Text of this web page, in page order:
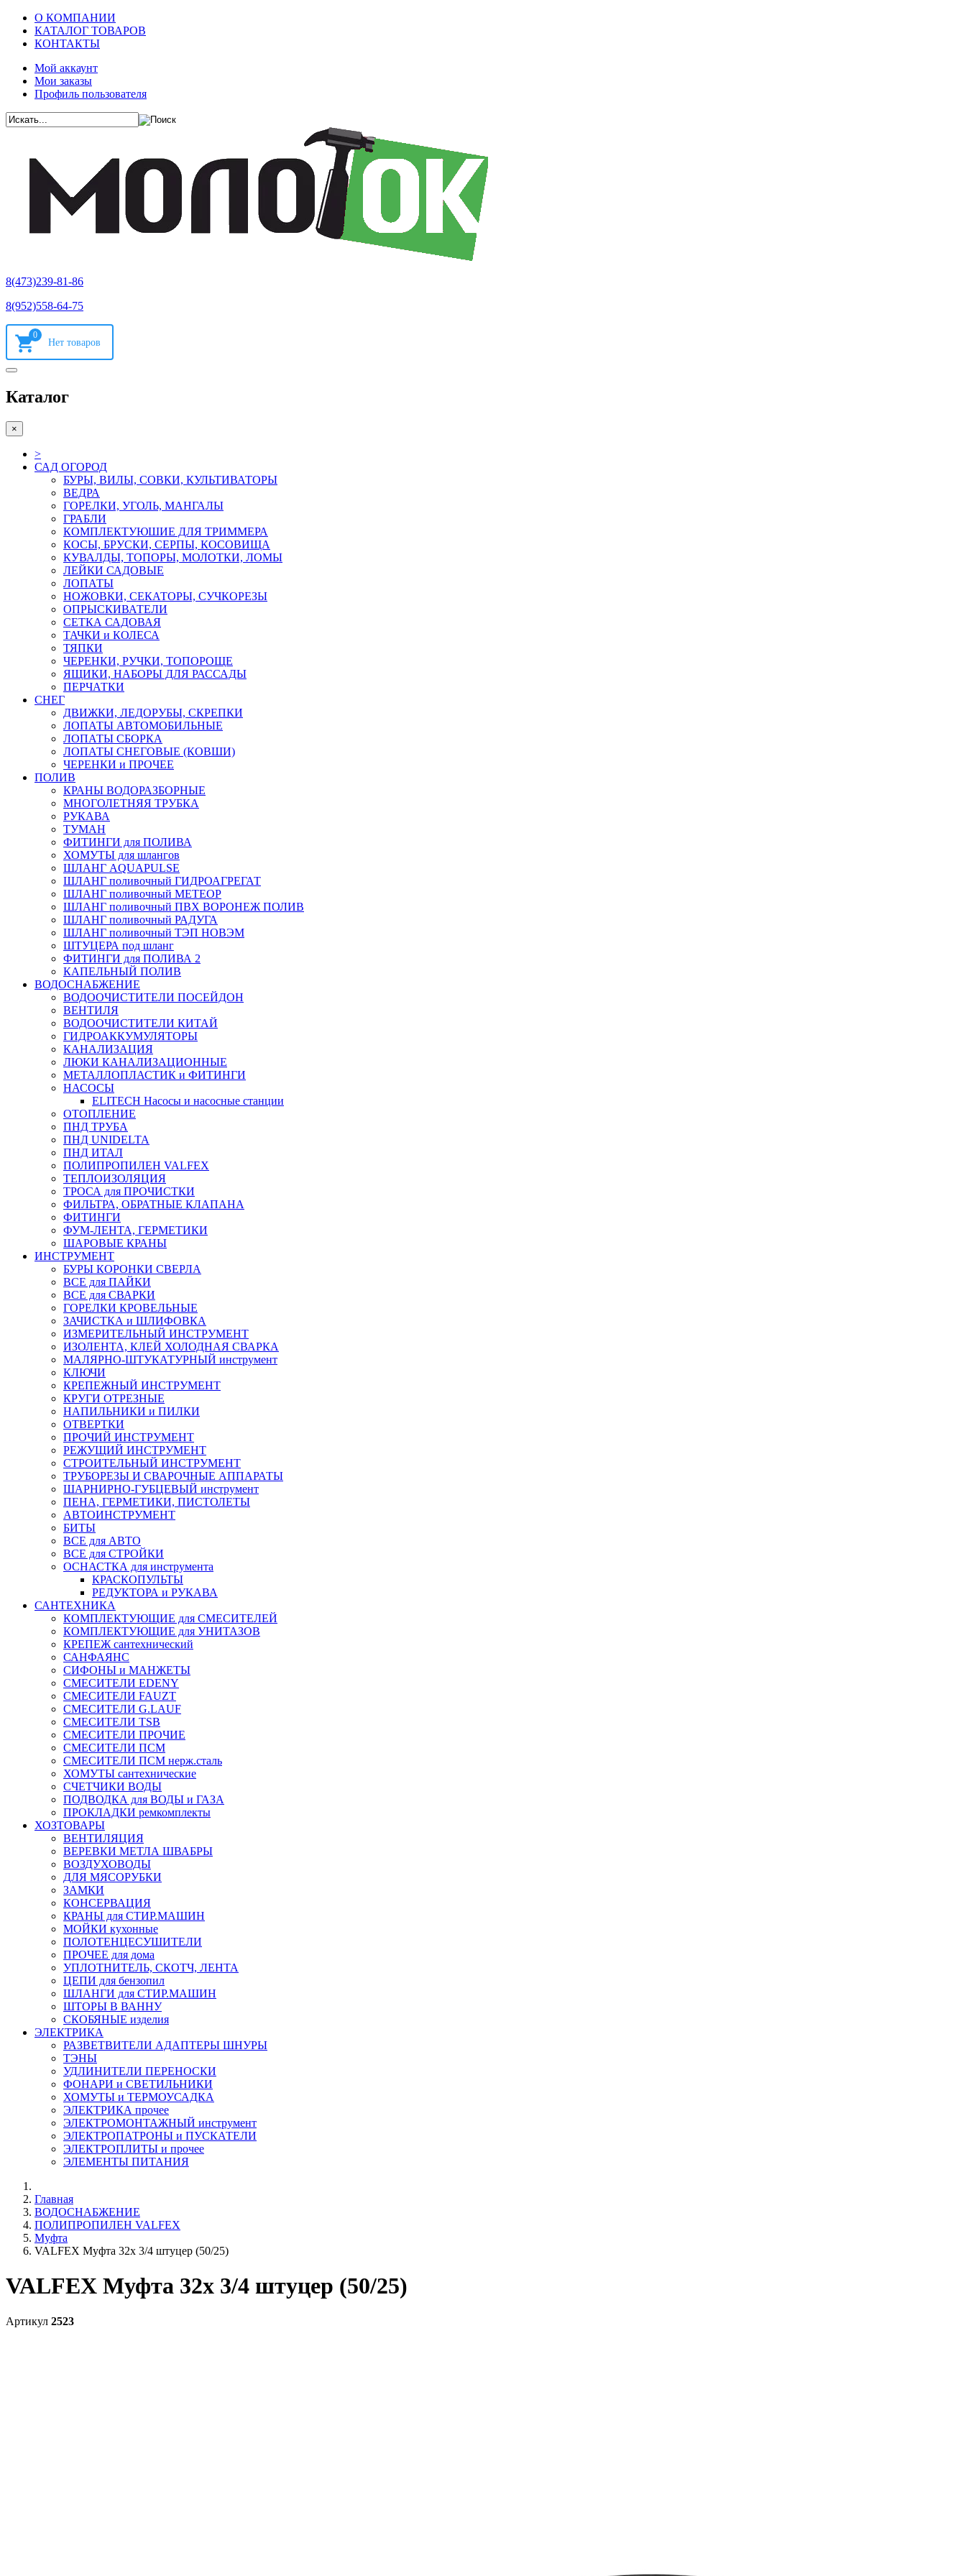
О КОМПАНИИ
КАТАЛОГ ТОВАРОВ
КОНТАКТЫ
Мой аккаунт
Мои заказы
Профиль пользователя
8(473)239-81-86
8(952)558-64-75
0
Каталог
×
>
САД ОГОРОД
БУРЫ, ВИЛЫ, СОВКИ, КУЛЬТИВАТОРЫ
ВЕДРА
ГОРЕЛКИ, УГОЛЬ, МАНГАЛЫ
ГРАБЛИ
КОМПЛЕКТУЮШИЕ ДЛЯ ТРИММЕРА
КОСЫ, БРУСКИ, СЕРПЫ, КОСОВИЩА
КУВАЛДЫ, ТОПОРЫ, МОЛОТКИ, ЛОМЫ
ЛЕЙКИ САДОВЫЕ
ЛОПАТЫ
НОЖОВКИ, СЕКАТОРЫ, СУЧКОРЕЗЫ
ОПРЫСКИВАТЕЛИ
СЕТКА САДОВАЯ
ТАЧКИ и КОЛЕСА
ТЯПКИ
ЧЕРЕНКИ, РУЧКИ, ТОПОРОЩЕ
ЯЩИКИ, НАБОРЫ ДЛЯ РАССАДЫ
ПЕРЧАТКИ
СНЕГ
ДВИЖКИ, ЛЕДОРУБЫ, СКРЕПКИ
ЛОПАТЫ АВТОМОБИЛЬНЫЕ
ЛОПАТЫ СБОРКА
ЛОПАТЫ СНЕГОВЫЕ (КОВШИ)
ЧЕРЕНКИ и ПРОЧЕЕ
ПОЛИВ
КРАНЫ ВОДОРАЗБОРНЫЕ
МНОГОЛЕТНЯЯ ТРУБКА
РУКАВА
ТУМАН
ФИТИНГИ для ПОЛИВА
ХОМУТЫ для шлангов
ШЛАНГ AQUAPULSE
ШЛАНГ поливочный ГИДРОАГРЕГАТ
ШЛАНГ поливочный МЕТЕОР
ШЛАНГ поливочный ПВХ ВОРОНЕЖ ПОЛИВ
ШЛАНГ поливочный РАДУГА
ШЛАНГ поливочный ТЭП НОВЭМ
ШТУЦЕРА под шланг
ФИТИНГИ для ПОЛИВА 2
КАПЕЛЬНЫЙ ПОЛИВ
ВОДОСНАБЖЕНИЕ
ВОДООЧИСТИТЕЛИ ПОСЕЙДОН
ВЕНТИЛЯ
ВОДООЧИСТИТЕЛИ КИТАЙ
ГИДРОАККУМУЛЯТОРЫ
КАНАЛИЗАЦИЯ
ЛЮКИ КАНАЛИЗАЦИОННЫЕ
МЕТАЛЛОПЛАСТИК и ФИТИНГИ
НАСОСЫ
ELITECH Насосы и насосные станции
ОТОПЛЕНИЕ
ПНД ТРУБА
ПНД UNIDELTA
ПНД ИТАЛ
ПОЛИПРОПИЛЕН VALFEX
ТЕПЛОИЗОЛЯЦИЯ
ТРОСА для ПРОЧИСТКИ
ФИЛЬТРА, ОБРАТНЫЕ КЛАПАНА
ФИТИНГИ
ФУМ-ЛЕНТА, ГЕРМЕТИКИ
ШАРОВЫЕ КРАНЫ
ИНСТРУМЕНТ
БУРЫ КОРОНКИ СВЕРЛА
ВСЕ для ПАЙКИ
ВСЕ для СВАРКИ
ГОРЕЛКИ КРОВЕЛЬНЫЕ
ЗАЧИСТКА и ШЛИФОВКА
ИЗМЕРИТЕЛЬНЫЙ ИНСТРУМЕНТ
ИЗОЛЕНТА, КЛЕЙ ХОЛОДНАЯ СВАРКА
МАЛЯРНО-ШТУКАТУРНЫЙ инструмент
КЛЮЧИ
КРЕПЕЖНЫЙ ИНСТРУМЕНТ
КРУГИ ОТРЕЗНЫЕ
НАПИЛЬНИКИ и ПИЛКИ
ОТВЕРТКИ
ПРОЧИЙ ИНСТРУМЕНТ
РЕЖУЩИЙ ИНСТРУМЕНТ
СТРОИТЕЛЬНЫЙ ИНСТРУМЕНТ
ТРУБОРЕЗЫ И СВАРОЧНЫЕ АППАРАТЫ
ШАРНИРНО-ГУБЦЕВЫЙ инструмент
ПЕНА, ГЕРМЕТИКИ, ПИСТОЛЕТЫ
АВТОИНСТРУМЕНТ
БИТЫ
ВСЕ для АВТО
ВСЕ для СТРОЙКИ
ОСНАСТКА для инструмента
КРАСКОПУЛЬТЫ
РЕДУКТОРА и РУКАВА
САНТЕХНИКА
КОМПЛЕКТУЮЩИЕ для СМЕСИТЕЛЕЙ
КОМПЛЕКТУЮЩИЕ для УНИТАЗОВ
КРЕПЕЖ сантехнический
САНФАЯНС
СИФОНЫ и МАНЖЕТЫ
СМЕСИТЕЛИ EDENY
СМЕСИТЕЛИ FAUZT
СМЕСИТЕЛИ G.LAUF
СМЕСИТЕЛИ TSB
СМЕСИТЕЛИ ПРОЧИЕ
СМЕСИТЕЛИ ПСМ
СМЕСИТЕЛИ ПСМ нерж.сталь
ХОМУТЫ сантехнические
СЧЕТЧИКИ ВОДЫ
ПОДВОДКА для ВОДЫ и ГАЗА
ПРОКЛАДКИ ремкомплекты
ХОЗТОВАРЫ
ВЕНТИЛЯЦИЯ
ВЕРЕВКИ МЕТЛА ШВАБРЫ
ВОЗДУХОВОДЫ
ДЛЯ МЯСОРУБКИ
ЗАМКИ
КОНСЕРВАЦИЯ
КРАНЫ для СТИР.МАШИН
МОЙКИ кухонные
ПОЛОТЕНЦЕСУШИТЕЛИ
ПРОЧЕЕ для дома
УПЛОТНИТЕЛЬ, СКОТЧ, ЛЕНТА
ЦЕПИ для бензопил
ШЛАНГИ для СТИР.МАШИН
ШТОРЫ В ВАННУ
СКОБЯНЫЕ изделия
ЭЛЕКТРИКА
РАЗВЕТВИТЕЛИ АДАПТЕРЫ ШНУРЫ
ТЭНЫ
УДЛИНИТЕЛИ ПЕРЕНОСКИ
ФОНАРИ и СВЕТИЛЬНИКИ
ХОМУТЫ и ТЕРМОУСАДКА
ЭЛЕКТРИКА прочее
ЭЛЕКТРОМОНТАЖНЫЙ инструмент
ЭЛЕКТРОПАТРОНЫ и ПУСКАТЕЛИ
ЭЛЕКТРОПЛИТЫ и прочее
ЭЛЕМЕНТЫ ПИТАНИЯ
Главная
ВОДОСНАБЖЕНИЕ
ПОЛИПРОПИЛЕН VALFEX
Муфта
VALFEX Муфта 32х 3/4 штуцер (50/25)
VALFEX Муфта 32х 3/4 штуцер (50/25)
Артикул 2523